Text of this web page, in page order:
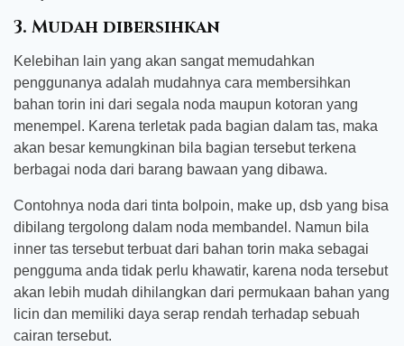
3. Mudah dibersihkan
Kelebihan lain yang akan sangat memudahkan
penggunanya adalah mudahnya cara membersihkan
bahan torin ini dari segala noda maupun kotoran yang
menempel. Karena terletak pada bagian dalam tas, maka
akan besar kemungkinan bila bagian tersebut terkena
berbagai noda dari barang bawaan yang dibawa.
Contohnya noda dari tinta bolpoin, make up, dsb yang bisa
dibilang tergolong dalam noda membandel. Namun bila
inner tas tersebut terbuat dari bahan torin maka sebagai
pengguma anda tidak perlu khawatir, karena noda tersebut
akan lebih mudah dihilangkan dari permukaan bahan yang
licin dan memiliki daya serap rendah terhadap sebuah
cairan tersebut.